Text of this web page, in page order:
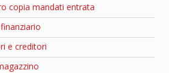
copia mandati entrata
e creditori